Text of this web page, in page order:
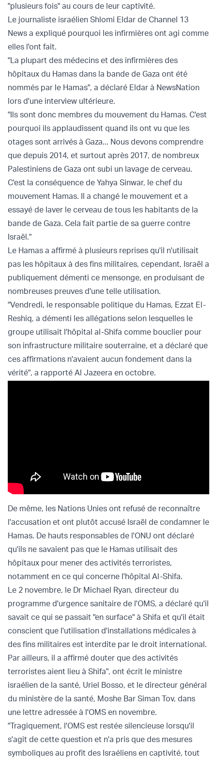
"plusieurs fois" au cours de leur captivité.
Le journaliste israélien Shlomi Eldar de Channel 13
News a expliqué pourquoi les infirmières ont agi comme
elles l'ont fait.
"La plupart des médecins et des infirmières des
hôpitaux du Hamas dans la bande de Gaza ont été
nommés par le Hamas", a déclaré Eldar à NewsNation
lors d'une interview ultérieure.
"Ils sont donc membres du mouvement du Hamas. C'est
pourquoi ils applaudissent quand ils ont vu que les
otages sont arrivés à Gaza... Nous devons comprendre
que depuis 2014, et surtout après 2017, de nombreux
Palestiniens de Gaza ont subi un lavage de cerveau.
C'est la conséquence de Yahya Sinwar, le chef du
mouvement Hamas. Il a changé le mouvement et a
essayé de laver le cerveau de tous les habitants de la
bande de Gaza. Cela fait partie de sa guerre contre
Israël."
Le Hamas a affirmé à plusieurs reprises qu'il n'utilisait
pas les hôpitaux à des fins militaires, cependant, Israël a
publiquement démenti ce mensonge, en produisant de
nombreuses preuves d'une telle utilisation.
"Vendredi, le responsable politique du Hamas, Ezzat El-
Reshiq, a démenti les allégations selon lesquelles le
groupe utilisait l'hôpital al-Shifa comme bouclier pour
son infrastructure militaire souterraine, et a déclaré que
ces affirmations n'avaient aucun fondement dans la
vérité", a rapporté Al Jazeera en octobre.
De même, les Nations Unies ont refusé de reconnaître
l'accusation et ont plutôt accusé Israël de condamner le
Hamas. De hauts responsables de l'ONU ont déclaré
qu'ils ne savaient pas que le Hamas utilisait des
hôpitaux pour mener des activités terroristes,
notamment en ce qui concerne l'hôpital Al-Shifa.
Le 2 novembre, le Dr Michael Ryan, directeur du
programme d'urgence sanitaire de l'OMS, a déclaré qu'il
savait ce qui se passait "en surface" à Shifa et qu'il était
conscient que l'utilisation d'installations médicales à
des fins militaires est interdite par le droit international.
Par ailleurs, il a affirmé douter que des activités
terroristes aient lieu à Shifa", ont écrit le ministre
israélien de la santé, Uriel Bosso, et le directeur général
du ministère de la santé, Moshe Bar Siman Tov, dans
une lettre adressée à l'OMS en novembre.
"Tragiquement, l'OMS est restée silencieuse lorsqu'il
s'agit de cette question et n'a pris que des mesures
symboliques au profit des Israéliens en captivité, tout